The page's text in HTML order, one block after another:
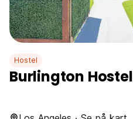
Hostel
Burlington Hostel